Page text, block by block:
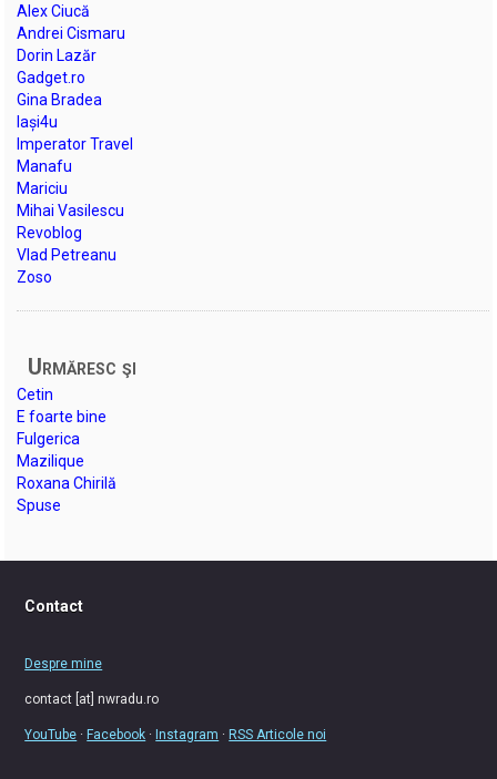
Alex Ciucă
Andrei Cismaru
Dorin Lazăr
Gadget.ro
Gina Bradea
Iași4u
Imperator Travel
Manafu
Mariciu
Mihai Vasilescu
Revoblog
Vlad Petreanu
Zoso
Urmăresc şi
Cetin
E foarte bine
Fulgerica
Mazilique
Roxana Chirilă
Spuse
Contact
Despre mine
contact [at] nwradu.ro
YouTube ·Facebook ·Instagram ·RSS Articole noi